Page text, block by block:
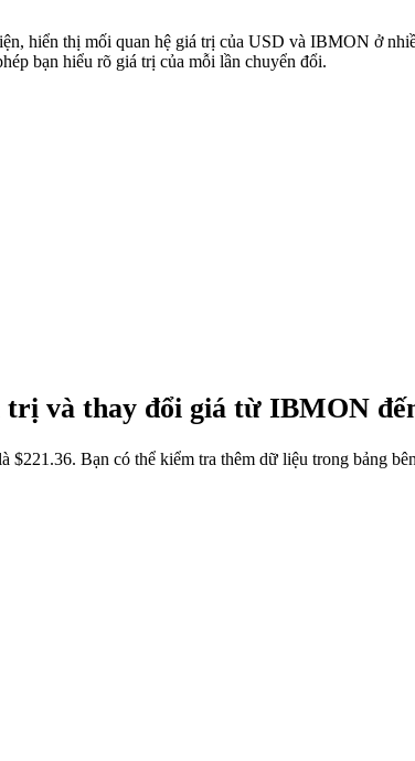
hiển thị mối quan hệ giá trị của USD và IBMON ở
bạn hiểu rõ giá trị của mỗi lần chuyển đổi.
và thay đổi giá từ IBMON
Bạn có thể kiểm tra thêm dữ liệu trong bảng